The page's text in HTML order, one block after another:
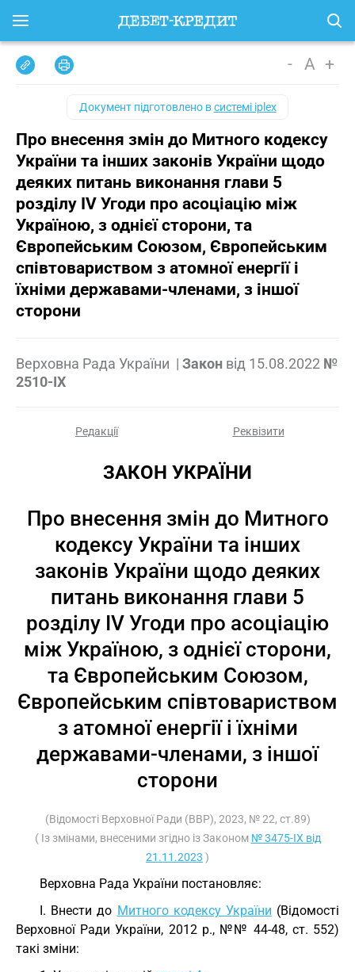
- A +
Документ підготовлено всистемі iplex
Про внесення змін до Митного кодексу
України та інших законів України щодо
деяких питань виконання глави 5
розділу IV Угоди про асоціацію між
Україною, з однієї сторони, та
Європейським Союзом, Європейським
співтовариством з атомної енергії і
їхніми державами-членами, з іншої
сторони
Верховна Рада України | Закон від 15.08.2022 №
2510-IX
Редакції Реквізити
ЗАКОН УКРАЇНИ
Про внесення змін до Митного
кодексу України та інших
законів України щодо деяких
питань виконання глави 5
розділу IV Угоди про асоціацію
між Україною, з однієї сторони,
та Європейським Союзом,
Європейським співтовариством
з атомної енергії і їхніми
державами-членами, з іншої
сторони
(Відомості Верховної Ради (ВВР), 2023, № 22, ст.89)
( Із змінами, внесеними згідно із Законом № 3475-IX від
21.11.2023 )
Верховна Рада України постановляє:
I. Внести до Митного кодексу України (Відомості
Верховної Ради України, 2012 р., №№ 44-48, ст. 552)
такі зміни: